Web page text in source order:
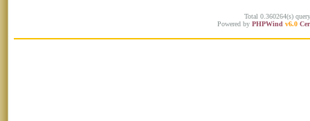
Total 0.360264(s)
Powered by PHPWind v6.0